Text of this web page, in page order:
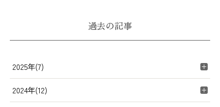
過去の記事
2025年(7)
2024年(12)